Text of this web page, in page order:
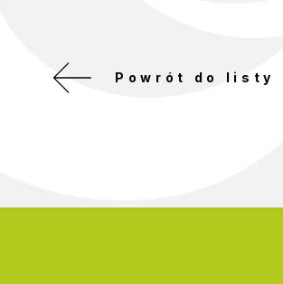
Powrót do listy